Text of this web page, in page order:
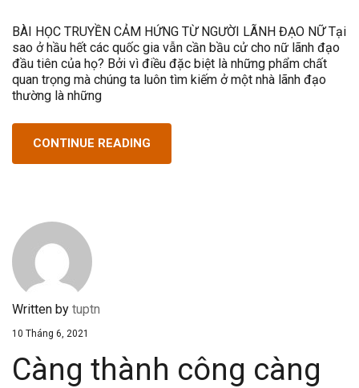
BÀI HỌC TRUYỀN CẢM HỨNG TỪ NGƯỜI LÃNH ĐẠO NỮ Tại
sao ở hầu hết các quốc gia vẫn cần bầu cử cho nữ lãnh đạo
đầu tiên của họ? Bởi vì điều đặc biệt là những phẩm chất
quan trọng mà chúng ta luôn tìm kiếm ở một nhà lãnh đạo
thường là những
CONTINUE READING
Written by tuptn
10 Tháng 6, 2021
Càng thành công càng